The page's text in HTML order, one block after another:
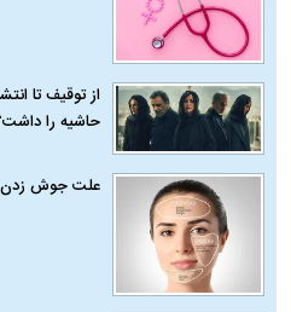
از توقیف تا
حاشیه را
علت جوش